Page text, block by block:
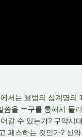
서는 율법의 십계명의
을 누구를 통해서 들
갈 수 있는가? 구약시
패스하는 것인가? 신